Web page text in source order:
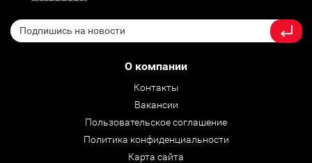
О компании
Контакты
Вакансии
Пользовательское соглашение
Политика конфиденциальности
Карта сайта